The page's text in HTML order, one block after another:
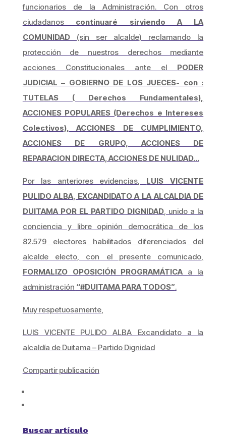
funcionarios de la Administración. Con otros
ciudadanos continuaré sirviendo A LA
COMUNIDAD (sin ser alcalde) reclamando la
protección de nuestros derechos mediante
acciones Constitucionales ante el PODER
JUDICIAL – GOBIERNO DE LOS JUECES- con :
TUTELAS ( Derechos Fundamentales),
ACCIONES POPULARES (Derechos e Intereses
Colectivos), ACCIONES DE CUMPLIMIENTO,
ACCIONES DE GRUPO, ACCIONES DE
REPARACION DIRECTA, ACCIONES DE NULIDAD…
Por las anteriores evidencias, LUIS VICENTE
PULIDO ALBA, EXCANDIDATO A LA ALCALDIA DE
DUITAMA POR EL PARTIDO DIGNIDAD, unido a la
conciencia y libre opinión democrática de los
82.579 electores habilitados diferenciados del
alcalde electo, con el presente comunicado,
FORMALIZO OPOSICIÓN PROGRAMÁTICAa la
administración “#DUITAMA PARA TODOS”.
Muy respetuosamente,
LUIS VICENTE PULIDO ALBA Excandidato a la
alcaldía de Duitama – Partido Dignidad
Compartir publicación
Buscar artículo